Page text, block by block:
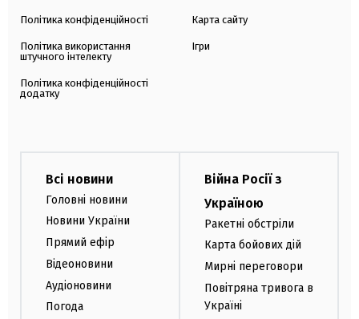
Політика конфіденційності
Політика використання
штучного інтелекту
Політика конфіденційності
додатку
Карта сайту
Ігри
Всі новини
Головні новини
Новини України
Прямий ефір
Відеоновини
Аудіоновини
Погода
Війна Росії з
Україною
Ракетні обстріли
Карта бойових дій
Мирні переговори
Повітряна тривога в
Україні